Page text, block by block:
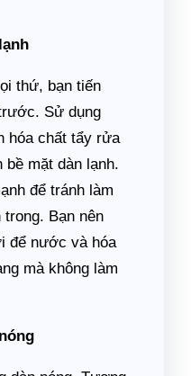
thứ, bạn tiến
Sử dụng
hóa chất tẩy rửa
bề mặt dàn lạnh.
để tránh làm
trong. Bạn nên
để nước và hóa
mà không làm